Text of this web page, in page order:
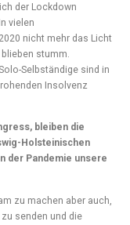
der Lockdown
vielen
nicht mehr das Licht
stumm.
Selbständige sind in
Insolvenz
bleiben die
Holsteinischen
der Pandemie unsere
zu machen aber auch,
senden und die